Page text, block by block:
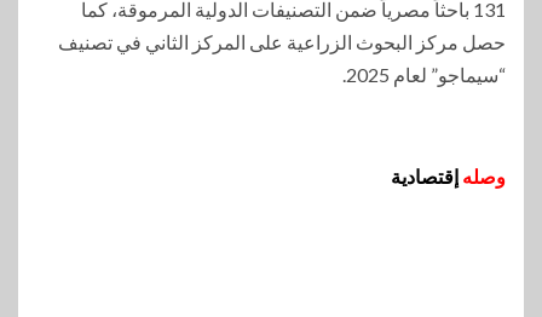
131 باحثاً مصرياً ضمن التصنيفات الدولية المرموقة، كما
حصل مركز البحوث الزراعية على المركز الثاني في تصنيف
“سيماجو” لعام 2025.
وصله إقتصادية